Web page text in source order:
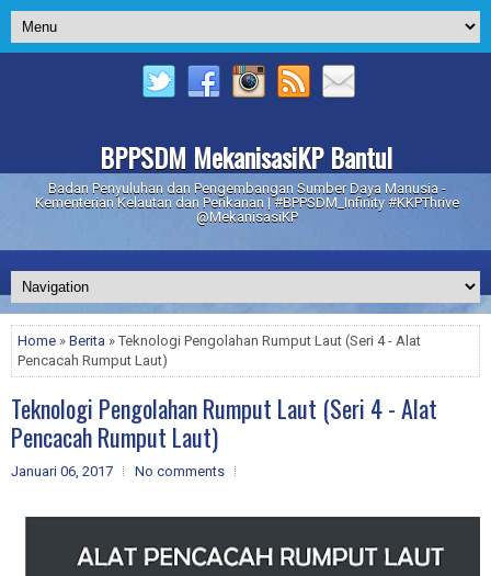
BPPSDM MekanisasiKP Bantul
Badan Penyuluhan dan Pengembangan Sumber Daya Manusia -
Kementerian Kelautan dan Perikanan | #BPPSDM_Infinity #KKPThrive
@MekanisasiKP
Home » Berita » Teknologi Pengolahan Rumput Laut (Seri 4 - Alat
Pencacah Rumput Laut)
Teknologi Pengolahan Rumput Laut (Seri 4 - Alat
Pencacah Rumput Laut)
Januari 06, 2017 No comments